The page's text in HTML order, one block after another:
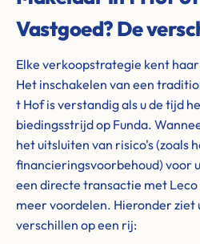
Vastgoed? De
Elke verkoopstrategie kent
Het inschakelen van een
t Hof is verstandig als u de tijd
biedingsstrijd op Funda.
het uitsluiten van risico's (zoals
financieringsvoorbehoud) voor
een directe transactie met
meer voordelen. Hieronder ziet
verschillen op een rij: